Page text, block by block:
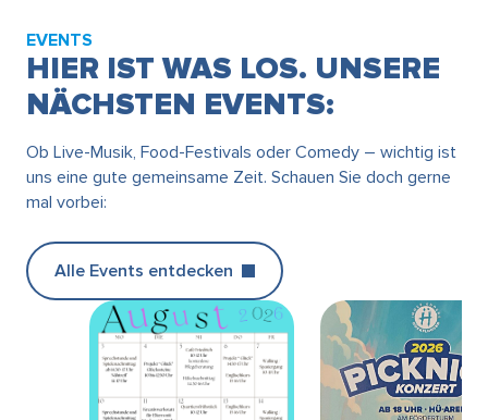
EVENTS
HIER IST WAS LOS. UNSERE
NÄCHSTEN EVENTS:
Ob Live-Musik, Food-Festivals oder Comedy – wichtig ist
uns eine gute gemeinsame Zeit. Schauen Sie doch gerne
mal vorbei:
Alle Events entdecken